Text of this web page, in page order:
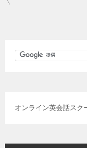
オンライン英会話スク